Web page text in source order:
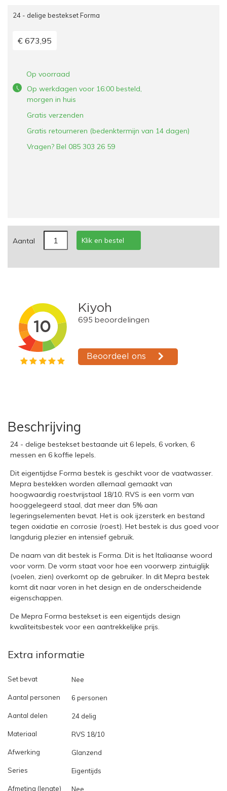
24 - delige bestekset Forma
€ 673,95
Op voorraad
Op werkdagen voor 16:00 besteld,
morgen in huis
Gratis verzenden
Gratis retourneren (bedenktermijn van 14 dagen)
Vragen? Bel 085 303 26 59
Aantal Klik en bestel
Beschrijving
24 - delige bestekset bestaande uit 6 lepels, 6 vorken, 6
messen en 6 koffie lepels.
Dit eigentijdse Forma bestek is geschikt voor de vaatwasser.
Mepra bestekken worden allemaal gemaakt van
hoogwaardig roestvrijstaal 18/10. RVS is een vorm van
hooggelegeerd staal, dat meer dan 5% aan
legeringselementen bevat. Het is ook ijzersterk en bestand
tegen oxidatie en corrosie (roest). Het bestek is dus goed voor
langdurig plezier en intensief gebruik.
De naam van dit bestek is Forma. Dit is het Italiaanse woord
voor vorm. De vorm staat voor hoe een voorwerp zintuiglijk
(voelen, zien) overkomt op de gebruiker. In dit Mepra bestek
komt dit naar voren in het design en de onderscheidende
eigenschappen.
De Mepra Forma bestekset is een eigentijds design
kwaliteitsbestek voor een aantrekkelijke prijs.
Extra informatie
Set bevat Nee
Aantal personen 6 personen
Aantal delen 24 delig
Materiaal RVS 18/10
Afwerking Glanzend
Series Eigentijds
Afmeting (lengte) Nee